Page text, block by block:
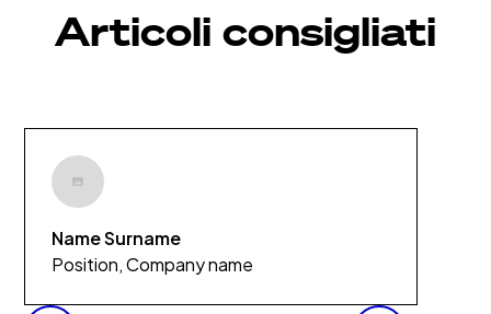
Articoli consigliati
Name Surname
Position, Company name